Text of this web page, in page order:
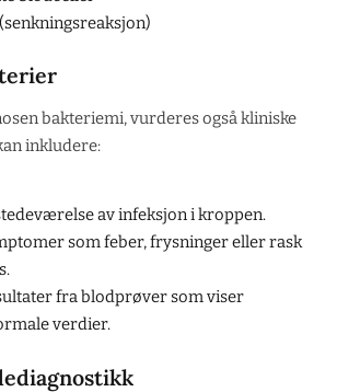
bakteriemi, vurderes også kliniske
inkludere:
av infeksjon i kroppen.
som feber, frysninger eller rask
fra blodprøver som viser
verdier.